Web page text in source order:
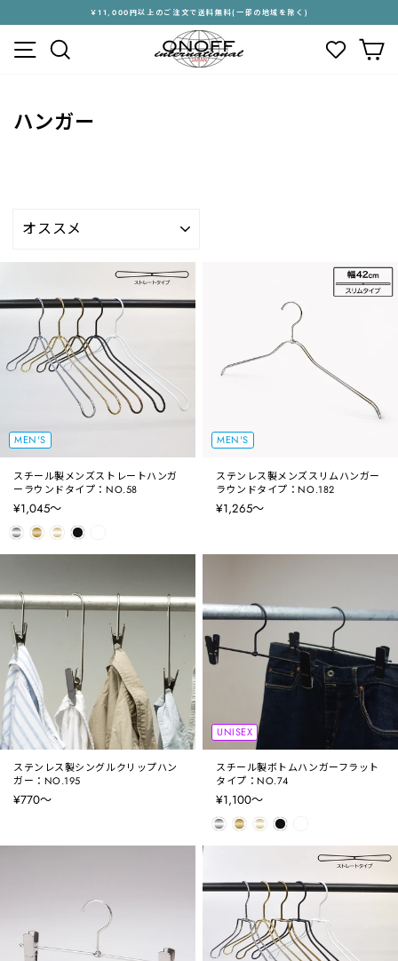
キ
ス
ラ
イ
￥11,000円以上のご注文で送料無料(一部の地域を除く)
メニュー
ハンガー
MEN'S
スチール製メンズストレートハンガ
ーラウンドタイプ：NO.58
¥1,045〜
MEN'S
ステンレス製メンズスリムハンガー
ラウンドタイプ：NO.182
¥1,265〜
ステンレス製シングルクリップハン
ガー：NO.195
¥770〜
UNISEX
スチール製ボトムハンガーフラット
タイプ：NO.74
¥1,100〜